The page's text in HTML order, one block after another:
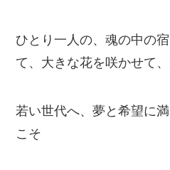
ひとり一人の、魂の中の
て、大きな花を咲かせて
若い世代へ、夢と希望に
こそ